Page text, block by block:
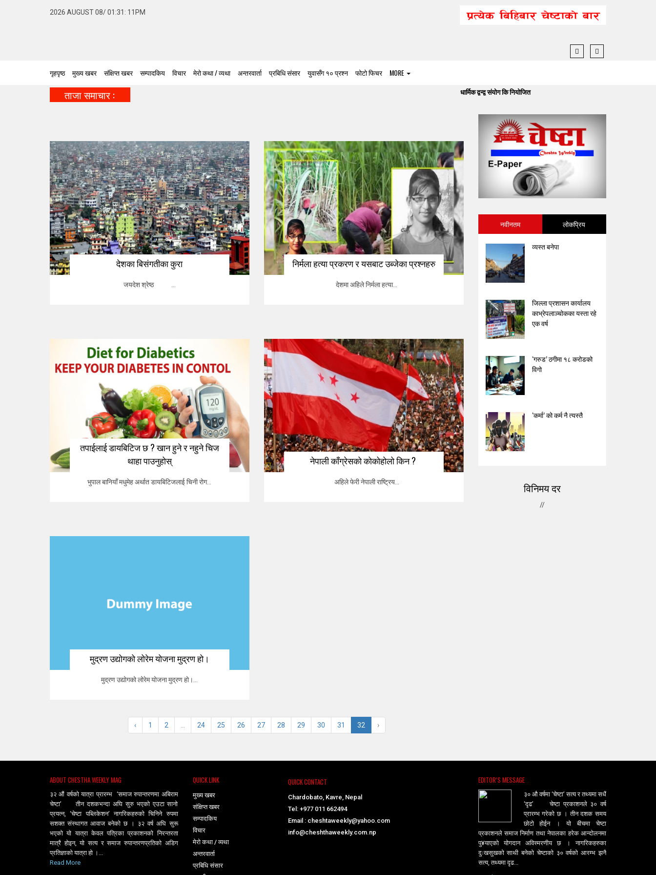
2026 AUGUST 08/ 01:31: 11PM
गृहपृष्ठ मुख्य खबर संक्षिप्त खबर सम्पादकिय विचार मेरो कथा / व्यथा अन्तरवार्ता प्रबिधि संसार युवासँग १० प्रश्न फोटो फिचर MORE
ताजा समाचार : धार्मिक द्वन्द्व संयोग कि नियोजित
देशका बिसंगतीका कुरा
जयदेश श्रेष्ठ ...
निर्मला हत्या प्रकरण र यसबाट उब्जेका प्रश्नहरु
देशमा अहिले निर्मला हत्या...
तपाईलाई डायबिटिज छ ? खान हुने र नहुने चिज
थाहा पाउनुहोस्
भुपाल बानियाँ मधुमेह अर्थात डायबिटिजलाई चिनी रोग...
नेपाली काँग्रेसको कोकोहोलो किन ?
अहिले फेरी नेपाली राष्ट्रिय...
मुद्रण उद्योगको लोरेम योजना मुद्रण हो।
मुद्रण उद्योगको लोरेम योजना मुद्रण हो।...
‹ 1 2 24 25 26 27 28 29 30 31 32 ›
नवीनतम लोकप्रिय
व्यस्त बनेपा
जिल्ला प्रशासन कार्यालय
काभ्रेपलाञ्चोकका यस्ता रहे
एक वर्ष
‘गरुड’ ठगीमा १८ करोडको
विगो
‘कर्मा’ को कर्म नै त्यस्तै
विनिमय दर
//
ABOUT CHESTHA WEEKLY MAG
३२ औं वर्षको यात्रा प्रारम्भ ‘समाज रुपान्तरणमा अबिराम
चेष्टा’ तीन दशकभन्दा अघि सुरु भएको एउटा सानो
प्रयत्न, ‘चेष्टा पब्लिकेशन’ नागरिकहरुको चिनिने रुपमा
सशक्त संस्थागत आवाज बनेको छ । ३२ वर्ष अघि सुरू
भएको यो यात्रा केवल पत्रिका प्रकाशनको निरन्तरता
मात्रै होइन, यो सत्य र समाज रुपान्तरणप्रतिको अडिग
प्रतिज्ञाको यात्रा हो ।...
Read More
QUICK LINK
मुख्य खबर
संक्षिप्त खबर
सम्पादकिय
विचार
मेरो कथा / व्यथा
अन्तरवार्ता
प्रबिधि संसार
QUICK CONTACT
Chardobato, Kavre, Nepal
Tel: +977 011 662494
Email : cheshtaweekly@yahoo.com
info@cheshthaweekly.com.np
EDITOR’S MESSAGE
३० औ वर्षमा ‘चेष्टा’ सत्य र तथ्यमा सधैं
‘दृढ’ चेष्टा प्रकाशनले ३० वर्ष
प्रारम्भ गरेको छ । तीन दशक समय
छोटो होईन । यो बीचमा चेष्टा
प्रकाशनले समाज निर्माण तथा नेपालका हरेक आन्दोलनमा
पु¥याएको योगदान अविस्मरणीय छ । नागरिकहरुका
दुःखसुखको साथी बनेको चेष्टाको ३० वर्षको आरम्भ झनै
सत्य, तथ्यमा दृढ...